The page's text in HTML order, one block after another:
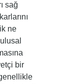
sağ
ne
bir